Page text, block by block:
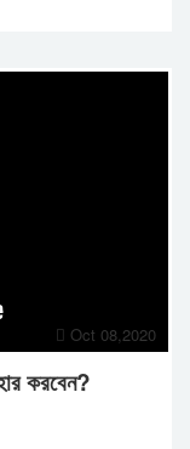
Oct 08,2020
করবেন?